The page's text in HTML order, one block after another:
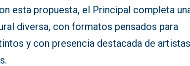
esta propuesta, el Principal completa
diversa, con formatos pensados para
y con presencia destacada de artistas